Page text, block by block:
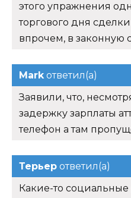
этого упражнения
торгового дня
впрочем, в законную
Markответил(а)
Заявили, что,
задержку зарплаты
телефон а там
Терьер ответил(а)
Какие-то социальные